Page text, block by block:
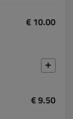
€ 10.00
€ 9.50